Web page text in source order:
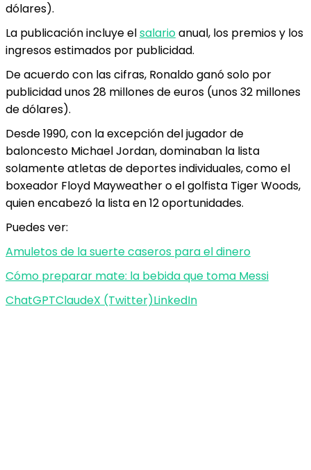
dólares).
La publicación incluye elsalarioanual, los premios y los
ingresos estimados por publicidad.
De acuerdo con las cifras, Ronaldo ganó solo por
publicidad unos 28 millones de euros (unos 32 millones
de dólares).
Desde 1990, con la excepción del jugador de
baloncesto Michael Jordan, dominaban la lista
solamente atletas de deportes individuales, como el
boxeador Floyd Mayweather o el golfista Tiger Woods,
quien encabezó la lista en 12 oportunidades.
Puedes ver:
Amuletos de la suerte caseros para el dinero
Cómo preparar mate: la bebida que toma Messi
ChatGPTClaudeX (Twitter)LinkedIn